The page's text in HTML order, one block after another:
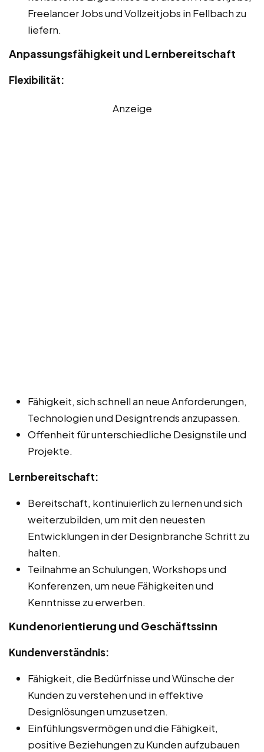
Freelancer Jobs und Vollzeitjobs in Fellbach zu
liefern.
Anpassungsfähigkeit und Lernbereitschaft
Flexibilität:
Anzeige
Fähigkeit, sich schnell an neue Anforderungen,
Technologien und Designtrends anzupassen.
Offenheit für unterschiedliche Designstile und
Projekte.
Lernbereitschaft:
Bereitschaft, kontinuierlich zu lernen und sich
weiterzubilden, um mit den neuesten
Entwicklungen in der Designbranche Schritt zu
halten.
Teilnahme an Schulungen, Workshops und
Konferenzen, um neue Fähigkeiten und
Kenntnisse zu erwerben.
Kundenorientierung und Geschäftssinn
Kundenverständnis:
Fähigkeit, die Bedürfnisse und Wünsche der
Kunden zu verstehen und in effektive
Designlösungen umzusetzen.
Einfühlungsvermögen und die Fähigkeit,
positive Beziehungen zu Kunden aufzubauen